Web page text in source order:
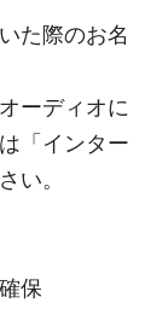
た際のお名
ーディオに
「インター
い。
保